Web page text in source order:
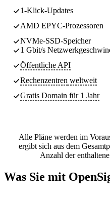
1-Klick-Updates
AMD EPYC-Prozessoren
NVMe-SSD-Speicher
1 Gbit/s
Öffentliche API
Rechenzentren weltweit
Gratis Domain für 1 Jahr
Alle Pläne werden im
ergibt sich aus dem
Anzahl der
Was Sie mit